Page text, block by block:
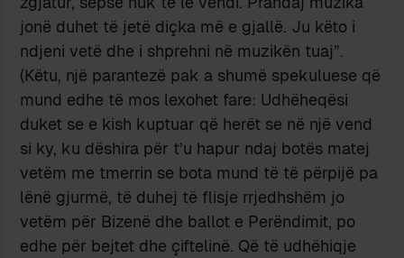
jonë duhet të jetë diçka më e gjallë. Ju këto i
ndjeni vetë dhe i shprehni në muzikën tuaj”.
(Këtu, një parantezë pak a shumë spekuluese që
mund edhe të mos lexohet fare: Udhëheqësi
duket se e kish kuptuar që herët se në një vend
si ky, ku dëshira për t’u hapur ndaj botës matej
vetëm me tmerrin se bota mund të të përpijë pa
lënë gjurmë, të duhej të flisje rrjedhshëm jo
vetëm për Bizenë dhe ballot e Perëndimit, po
edhe për bejtet dhe çiftelinë. Që të udhëhiqje